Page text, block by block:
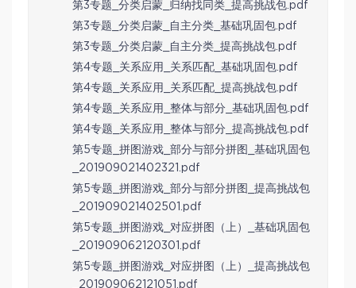
第3专题_分类启蒙_归纳找同类_提高挑战包.pdf
第3专题_分类启蒙_自主分类_基础巩固包.pdf
第3专题_分类启蒙_自主分类_提高挑战包.pdf
第4专题_关系应用_关系匹配_基础巩固包.pdf
第4专题_关系应用_关系匹配_提高挑战包.pdf
第4专题_关系应用_整体与部分_基础巩固包.pdf
第4专题_关系应用_整体与部分_提高挑战包.pdf
第5专题_拼图游戏_部分与部分拼图_基础巩固包
_201909021402321.pdf
第5专题_拼图游戏_部分与部分拼图_提高挑战包
_201909021402501.pdf
第5专题_拼图游戏_对应拼图（上）_基础巩固包
_201909062120301.pdf
第5专题_拼图游戏_对应拼图（上）_提高挑战包
_201909062121051.pdf